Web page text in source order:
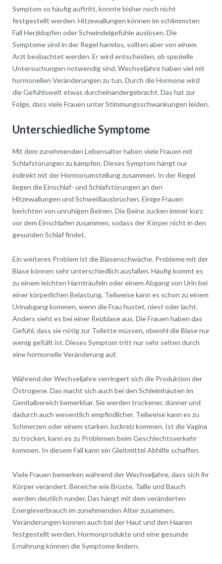
Symptom so häufig auftritt, konnte bisher noch nicht
festgestellt werden. Hitzewallungen können im schlimmsten
Fall Herzklopfen oder Schwindelgefühle auslösen. Die
Symptome sind in der Regel harmlos, sollten aber von einem
Arzt beobachtet werden. Er wird entscheiden, ob spezielle
Untersuchungen notwendig sind. Wechseljahre haben viel mit
hormonellen Veränderungen zu tun. Durch die Hormone wird
die Gefühlswelt etwas durcheinandergebracht. Das hat zur
Folge, dass viele Frauen unter Stimmungsschwankungen leiden.
Unterschiedliche Symptome
Mit dem zunehmenden Lebensalter haben viele Frauen mit
Schlafstörungen zu kämpfen. Dieses Symptom hängt nur
indirekt mit der Hormonumstellung zusammen. In der Regel
liegen die Einschlaf- und Schlafstörungen an den
Hitzewallungen und Schweißausbrüchen. Einige Frauen
berichten von unruhigen Beinen. Die Beine zucken immer kurz
vor dem Einschlafen zusammen, sodass der Körper nicht in den
gesunden Schlaf findet.
Ein weiteres Problem ist die Blasenschwäche. Probleme mit der
Blase können sehr unterschiedlich ausfallen. Häufig kommt es
zu einem leichten Harnträufeln oder einem Abgang von Urin bei
einer körperlichen Belastung. Teilweise kann es schon zu einem
Urinabgang kommen, wenn die Frau hustet, niest oder lacht.
Anders sieht es bei einer Reizblase aus. Die Frauen haben das
Gefühl, dass sie nötig zur Toilette müssen, obwohl die Blase nur
wenig gefüllt ist. Dieses Symptom tritt nur sehr selten durch
eine hormonelle Veränderung auf.
Während der Wechseljahre verringert sich die Produktion der
Östrogene. Das macht sich auch bei den Schleimhäuten im
Genitalbereich bemerkbar. Sie werden trockener, dünner und
dadurch auch wesentlich empfindlicher. Teilweise kann es zu
Schmerzen oder einem starken Juckreiz kommen. Ist die Vagina
zu trocken, kann es zu Problemen beim Geschlechtsverkehr
kommen. In diesem Fall kann ein Gleitmittel Abhilfe schaffen.
Viele Frauen bemerken während der Wechseljahre, dass sich ihr
Körper verändert. Bereiche wie Brüste, Taille und Bauch
werden deutlich runder. Das hängt mit dem veränderten
Energieverbrauch im zunehmenden Alter zusammen.
Veränderungen können auch bei der Haut und den Haaren
festgestellt werden. Hormonprodukte und eine gesunde
Ernährung können die Symptome lindern.